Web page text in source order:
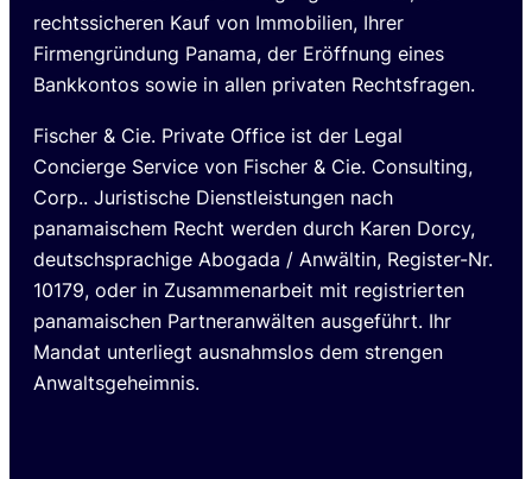
rechtssicheren Kauf von Immobilien, Ihrer
Firmengründung Panama, der Eröffnung eines
Bankkontos sowie in allen privaten Rechtsfragen.
Fischer & Cie. Private Office ist der Legal
Concierge Service von Fischer & Cie. Consulting,
Corp.. Juristische Dienstleistungen nach
panamaischem Recht werden durch Karen Dorcy,
deutschsprachige Abogada / Anwältin, Register-Nr.
10179, oder in Zusammenarbeit mit registrierten
panamaischen Partneranwälten ausgeführt. Ihr
Mandat unterliegt ausnahmslos dem strengen
Anwaltsgeheimnis.